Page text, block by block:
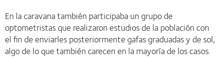
En la caravana también participaba un grupo de
optometristas que realizaron estudios de la población con
el fin de enviarles posteriormente gafas graduadas y de sol,
algo de lo que también carecen en la mayoría de los casos.